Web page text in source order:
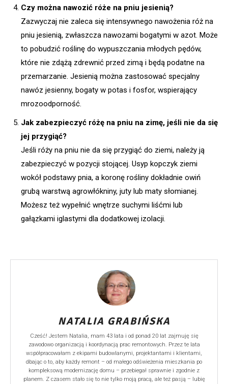
Czy można nawozić róże na pniu jesienią?
Zazwyczaj nie zaleca się intensywnego nawożenia róż na
pniu jesienią, zwłaszcza nawozami bogatymi w azot. Może
to pobudzić roślinę do wypuszczania młodych pędów,
które nie zdążą zdrewnić przed zimą i będą podatne na
przemarzanie. Jesienią można zastosować specjalny
nawóz jesienny, bogaty w potas i fosfor, wspierający
mrozoodporność.
Jak zabezpieczyć różę na pniu na zimę, jeśli nie da się
jej przygiąć?
Jeśli róży na pniu nie da się przygiąć do ziemi, należy ją
zabezpieczyć w pozycji stojącej. Usyp kopczyk ziemi
wokół podstawy pnia, a koronę rośliny dokładnie owiń
grubą warstwą agrowłókniny, juty lub maty słomianej.
Możesz też wypełnić wnętrze suchymi liśćmi lub
gałązkami iglastymi dla dodatkowej izolacji.
NATALIA GRABIŃSKA
Cześć! Jestem Natalia, mam 43 lata i od ponad 20 lat zajmuję się
zawodowo organizacją i koordynacją prac remontowych. Przez te lata
współpracowałam z ekipami budowlanymi, projektantami i klientami,
dbając o to, aby każdy remont – od małego odświeżenia mieszkania po
kompleksową modernizację domu – przebiegał sprawnie i zgodnie z
planem. Z czasem stało się to nie tylko moją pracą, ale też pasją – lubię